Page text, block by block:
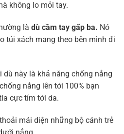
không lo mỏi tay.
là dù cầm tay gấp ba. Nó
túi xách mang theo bên mình đi
dù này là khả năng chống nắng
nắng lên tới 100% bạn
cực tím tới da.
mái diện những bộ cánh trẻ